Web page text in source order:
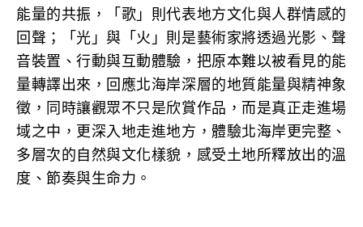
能量的共振，「歌」則代表地方文化與人群情感的
回聲；「光」與「火」則是藝術家將透過光影、聲
音裝置、行動與互動體驗，把原本難以被看見的能
量轉譯出來，回應北海岸深層的地質能量與精神象
徵，同時讓觀眾不只是欣賞作品，而是真正走進場
域之中，更深入地走進地方，體驗北海岸更完整、
多層次的自然與文化樣貌，感受土地所釋放出的溫
度、節奏與生命力。